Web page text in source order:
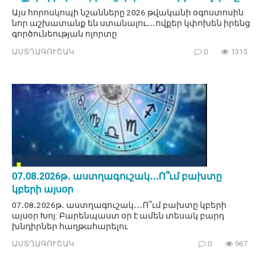
Այս հորոսկոպի նշանները 2026 թվականի օգոստոսին
նոր աշխատանք են ստանալու․․․ովքեր կփոխեն իրենց
գործունեության ոլորտը
ԱՍՏՂԱԳՈՒՇԱԿ 0 1315
07․08․2026թ․ աստղագուշակ․․․Ո՞ւմ բախտը
կբերի այսօր
07․08․2026թ․ աստղագուշակ․․․Ո՞ւմ բախտը կբերի
այսօր Խոյ: Բարենպաստ օր է ամեն տեսակ բարդ
խնդիրներ հաղթահարելու
ԱՍՏՂԱԳՈՒՇԱԿ 0 967